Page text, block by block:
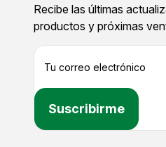
Recibe las últimas
productos y próximas
e
c